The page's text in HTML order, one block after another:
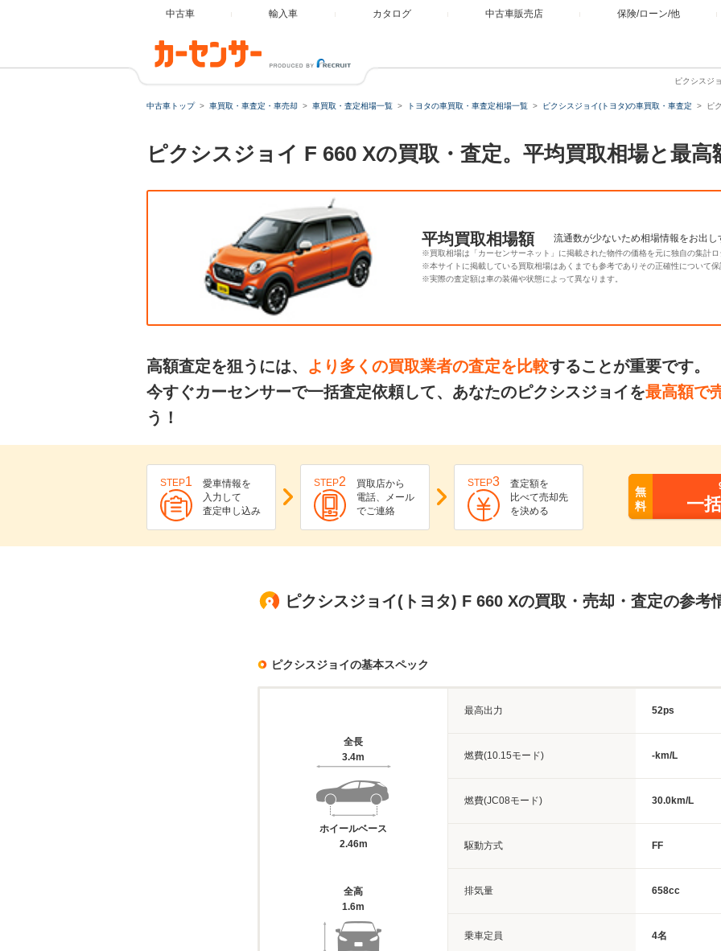
中古車 輸入車 カタログ 中古車販売店 保険/ローン/他
ピクシスジ
中古車トップ 車買取・車査定・車売却 車買取・査定相場一覧 トヨタの車買取・車査定相場一覧 ピクシスジョイ(トヨタ)の車買取・車査定 ピ
ピクシスジョイ F 660 Xの買取・査定。平均買取相場と最
平均買取相場額 流通数が少ないため相場情報をお出し
※買取相場は「カーセンサーネット」に掲載された物件の価格を元に独自の集計ロ
※本サイトに掲載している買取相場はあくまでも参考でありその正確性について保
※実際の査定額は車の装備や状態によって異なります。
高額査定を狙うには、 より多くの買取業者の査定を比較することが重要です。
今すぐカーセンサーで一括査定依頼して、あなたのピクシスジョイを最高額で
う！
STEP1
愛車情報を
入力して
査定申し込み
STEP2
買取店から
電話、メール
でご連絡
STEP3
査定額を
比べて売却先
を決める
無
料
一
ピクシスジョイ(トヨタ) F 660 Xの買取・売却・査定の参考
ピクシスジョイの基本スペック
全長
3.4m
ホイールベース
2.46m
全高
1.6m
最高出力 52ps
燃費(10.15モード) -km/L
燃費(JC08モード) 30.0km/L
駆動方式 FF
排気量 658cc
乗車定員 4名